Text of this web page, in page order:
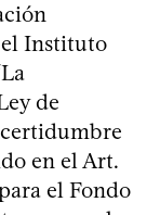
Instituto
de
en el Art.
el Fondo